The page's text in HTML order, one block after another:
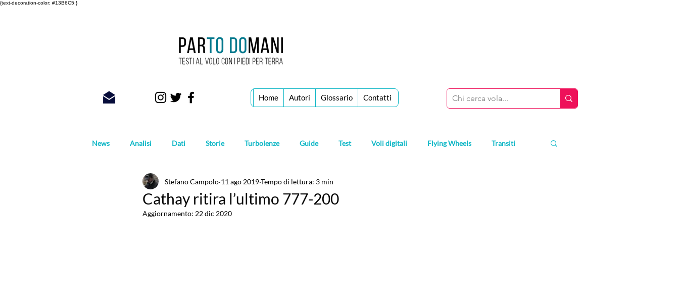
{text-decoration-color: #13B6C5;}
Home Autori Glossario Contatti
News Analisi Dati Storie Turbolenze Guide Test Voli digitali Flying Wheels Transiti
Cathay ritira l’ultimo 777-200
Stefano Campolo 11 ago 2019Tempo di lettura: 3 min
Aggiornamento: 22 dic 2020